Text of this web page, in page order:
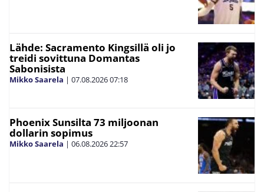
Lähde: Sacramento Kingsillä oli jo
treidi sovittuna Domantas
Sabonisista
Mikko Saarela | 07.08.202607:18
Phoenix Sunsilta 73 miljoonan
dollarin sopimus
Mikko Saarela | 06.08.202622:57